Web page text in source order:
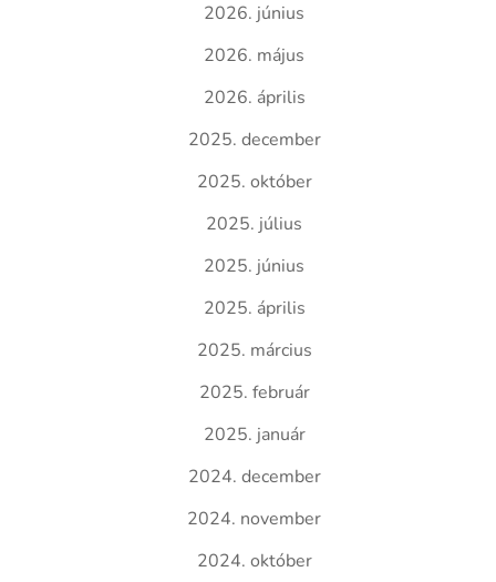
2026. június
2026. május
2026. április
2025. december
2025. október
2025. július
2025. június
2025. április
2025. március
2025. február
2025. január
2024. december
2024. november
2024. október